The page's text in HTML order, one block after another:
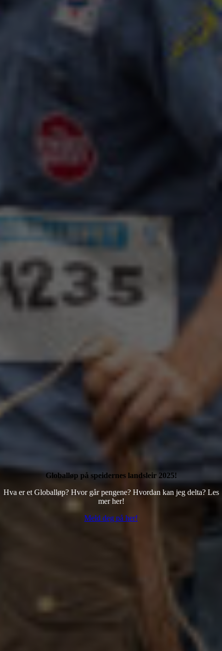
Globalløp på speidernes landsleir 2025!
Hva er et Globalløp? Hvor går pengene? Hvordan kan jeg delta? Les
mer her!
Meld deg på her!